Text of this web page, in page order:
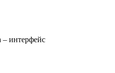
– интерфейс